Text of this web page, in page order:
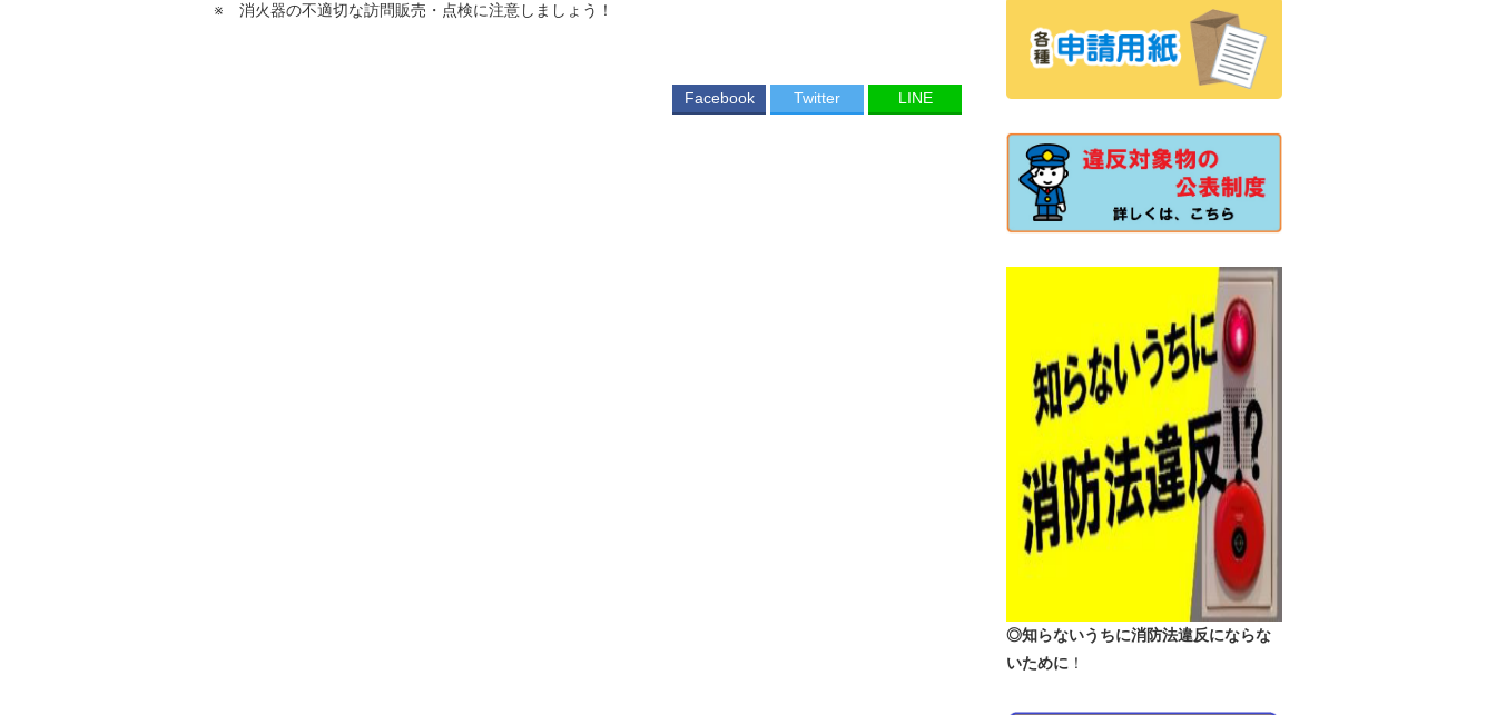
※ 消火器の不適切な訪問販売・点検に注意しましょう！
Facebook Twitter LINE
◎知らないうちに消防法違反にならな
いために ！